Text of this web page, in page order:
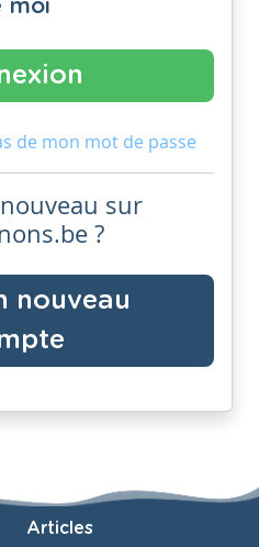
moi
de mon mot de passe
sur
?
nouveau
Articles